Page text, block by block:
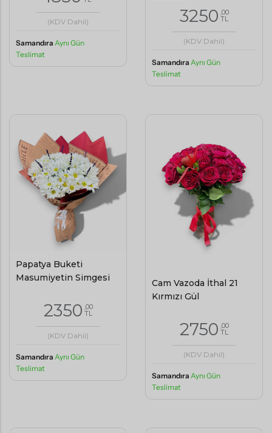
(KDV Dahil)
Samandıra Aynı Gün
Teslimat
3250 ,00
TL
(KDV Dahil)
Samandıra Aynı Gün
Teslimat
Papatya Buketi
Masumiyetin Simgesi
2350 ,00
TL
(KDV Dahil)
Samandıra Aynı Gün
Teslimat
Cam Vazoda İthal 21
Kırmızı Gül
2750 ,00
TL
(KDV Dahil)
Samandıra Aynı Gün
Teslimat